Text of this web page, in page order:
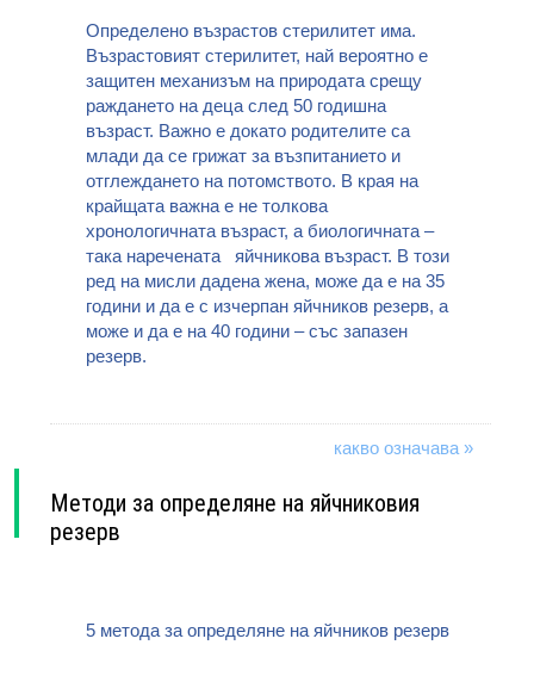
Определено възрастов стерилитет има.
Възрастовият стерилитет, най вероятно е
защитен механизъм на природата срещу
раждането на деца след 50 годишна
възраст. Важно е докато родителите са
млади да се грижат за възпитанието и
отглеждането на потомството. В края на
крайщата важна е не толкова
хронологичната възраст, а биологичната –
така наречената яйчникова възраст. В този
ред на мисли дадена жена, може да е на 35
години и да е с изчерпан яйчников резерв, а
може и да е на 40 години – със запазен
резерв.
какво означава »
Методи за определяне на яйчниковия
резерв
5 метода за определяне на яйчников резерв